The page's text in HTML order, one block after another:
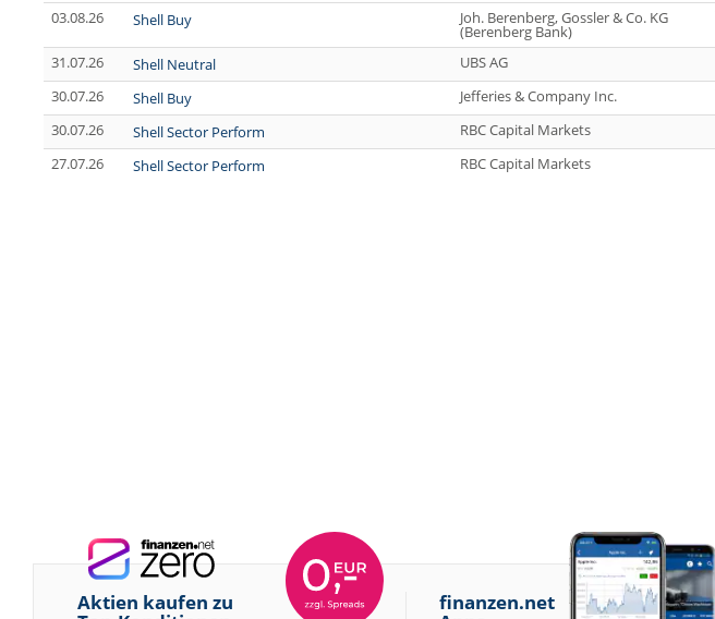
03.08.26 Shell Buy Joh. Berenberg, Gossler & Co. KG
(Berenberg Bank)
31.07.26
Shell Neutral
UBS AG
30.07.26
Shell Buy
Jefferies & Company Inc.
30.07.26
Shell Sector Perform
RBC Capital Markets
27.07.26
Shell Sector Perform RBC Capital Markets
Aktien kaufen zu finanzen.net